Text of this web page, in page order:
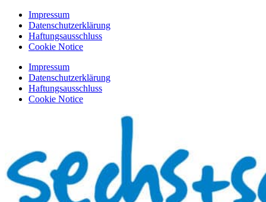
Zum
Inhalt
springen
Impressum
Datenschutzerklärung
Haftungsausschluss
Cookie Notice
Impressum
Datenschutzerklärung
Haftungsausschluss
Cookie Notice